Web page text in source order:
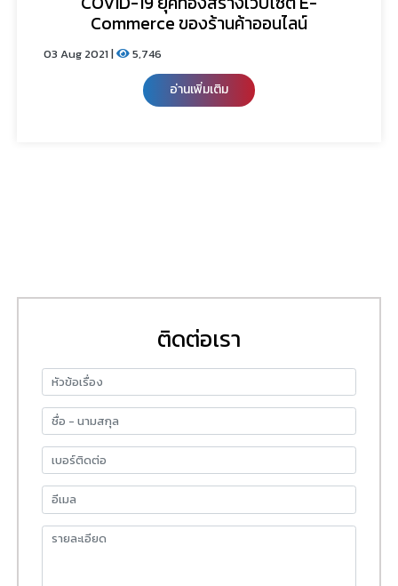
Commerce ของร้านค้าออนไลน์
03 Aug 2021 | 5,746
อ่านเพิ่มเติม
ติดต่อเรา